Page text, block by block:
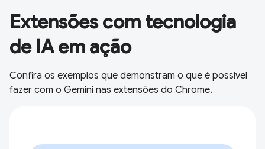
Extensões com tecnologia
de IA em ação
Confira os exemplos que demonstram o que é possível
fazer com o Gemini nas extensões do Chrome.